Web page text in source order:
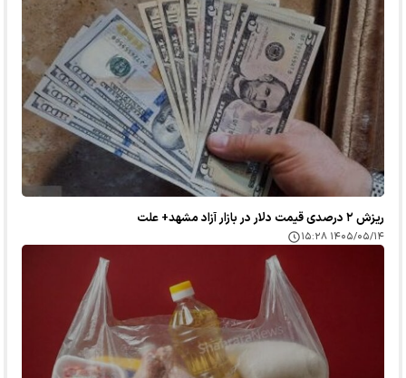
ریزش ۲ درصدی قیمت دلار در بازار آزاد مشهد+ علت
۱۴۰۵/۰۵/۱۴ ۱۵:۲۸